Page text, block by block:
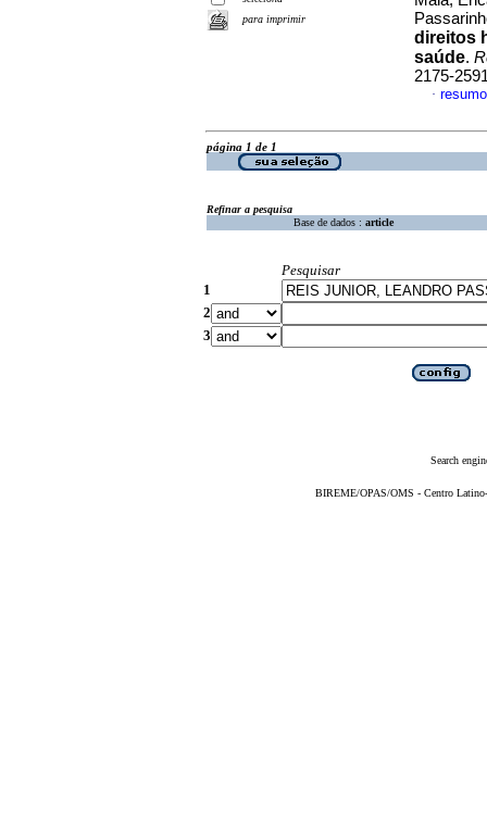
para imprimir
direitos
saúde.
2175-
·
página 1 de 1
Refinar a pesquisa
Base de dados : article
Pesquisar
1
2
3
Search
BIREME/OPAS/OMS - Centro Latino-